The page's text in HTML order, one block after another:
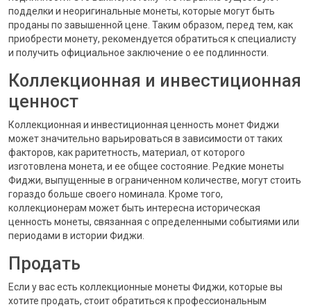
подделки и неоригинальные монеты, которые могут быть
проданы по завышенной цене. Таким образом, перед тем, как
приобрести монету, рекомендуется обратиться к специалисту
и получить официальное заключение о ее подлинности.
Коллекционная и инвестиционная
ценност
Коллекционная и инвестиционная ценность монет Фиджи
может значительно варьироваться в зависимости от таких
факторов, как раритетность, материал, от которого
изготовлена монета, и ее общее состояние. Редкие монеты
Фиджи, выпущенные в ограниченном количестве, могут стоить
гораздо больше своего номинала. Кроме того,
коллекционерам может быть интересна историческая
ценность монеты, связанная с определенными событиями или
периодами в истории Фиджи.
Продать
Если у вас есть коллекционные монеты Фиджи, которые вы
хотите продать, стоит обратиться к профессиональным